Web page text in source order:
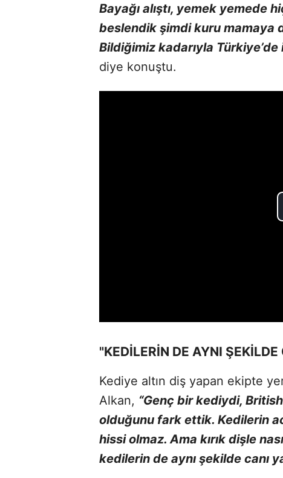
Bayağı alıştı, yemek yemede
beslendik şimdi kuru mamaya
Bildiğimiz kadarıyla Türkiye’de
diye konuştu.
"KEDİLERİN DE AYNI
Kediye altın diş yapan ekipte
Alkan, “Genç bir kediydi,
olduğunu fark ettik. Kedilerin
hissi olmaz. Ama kırık dişle
kedilerin de aynı şekilde canı